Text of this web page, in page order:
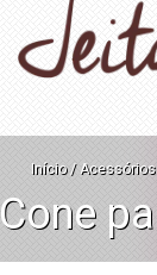
Início / Acessórios
Cone